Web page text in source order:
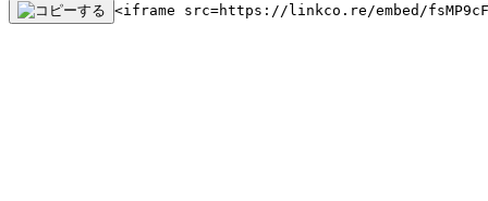
<iframe src=https://linkco.re/embed/